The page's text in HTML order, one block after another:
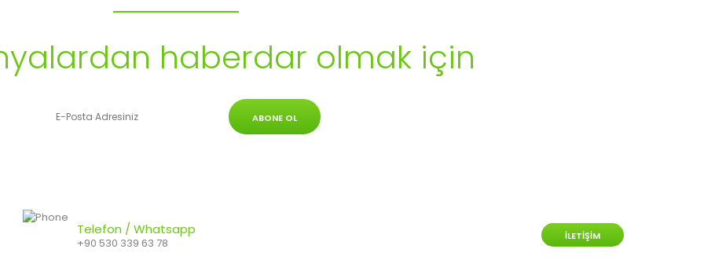
haberdar olmak için
ABONE OL
Telefon / Whatsapp
+90 530 339 63 78 İLETIŞIM